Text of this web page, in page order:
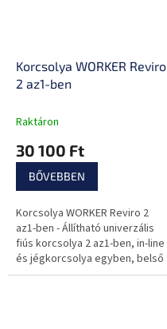
Korcsolya WORKER Reviro
2 az1-ben
Raktáron
30 100 Ft
BŐVEBBEN
Korcsolya WORKER Reviro 2
az1-ben - Állítható univerzális
fiús korcsolya 2 az1-ben, in-line
és jégkorcsolya egyben, belső
bélés, levehető fék, gyors